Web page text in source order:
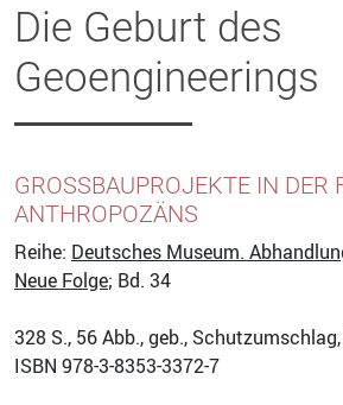
Die Geburt des
Geoengineerings
GROSSBAUPROJEKTE IN DER
NTHROPOZÄNS
Reihe: Deutsches Museum.
Neue Folge; Bd. 34
328 S., 56 Abb., geb.,
ISBN 978-3-8353-3372-7